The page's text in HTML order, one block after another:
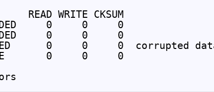
READ WRITE CKSUM
0     0     0
0     0     0
0     0     0  corrupted
0     0     0